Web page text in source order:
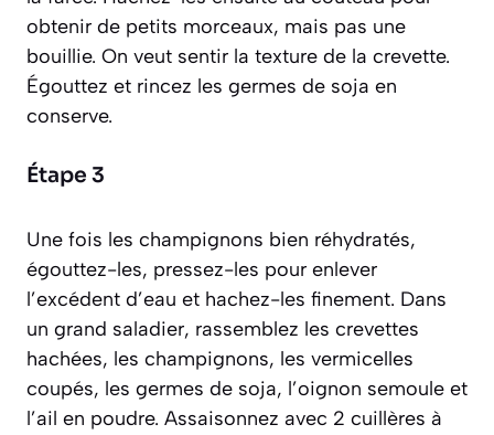
obtenir de petits morceaux, mais pas une
bouillie. On veut sentir la texture de la crevette.
Égouttez et rincez les germes de soja en
conserve.
Étape 3
Une fois les champignons bien réhydratés,
égouttez-les, pressez-les pour enlever
l’excédent d’eau et hachez-les finement. Dans
un grand saladier, rassemblez les crevettes
hachées, les champignons, les vermicelles
coupés, les germes de soja, l’oignon semoule et
l’ail en poudre. Assaisonnez avec 2 cuillères à